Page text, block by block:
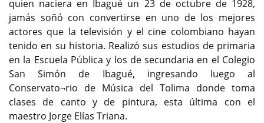
quien naciera en Ibagué un 23 de octubre de 1928,
jamás soñó con convertirse en uno de los mejores
actores que la televisión y el cine colombiano hayan
tenido en su historia. Realizó sus estudios de primaria
en la Escuela Pública y los de secundaria en el Colegio
San Simón de Ibagué, ingresando luego al
Conservato¬rio de Música del Tolima donde toma
clases de canto y de pintura, esta última con el
maestro Jorge Elías Triana.